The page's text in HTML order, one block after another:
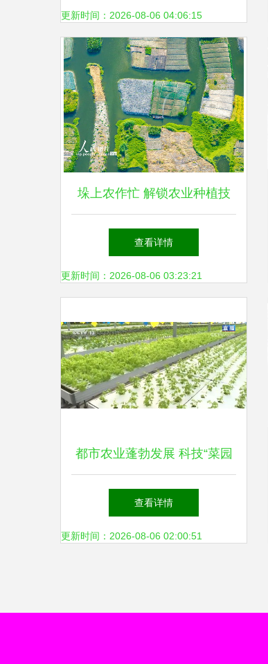
更新时间：2026-08-06 04:06:15
垛上农作忙 解锁农业种植技
术的新维度
查看详情
更新时间：2026-08-06 03:23:21
都市农业蓬勃发展 科技“菜园
子”添彩城市生活的绿色经济
样本
查看详情
更新时间：2026-08-06 02:00:51